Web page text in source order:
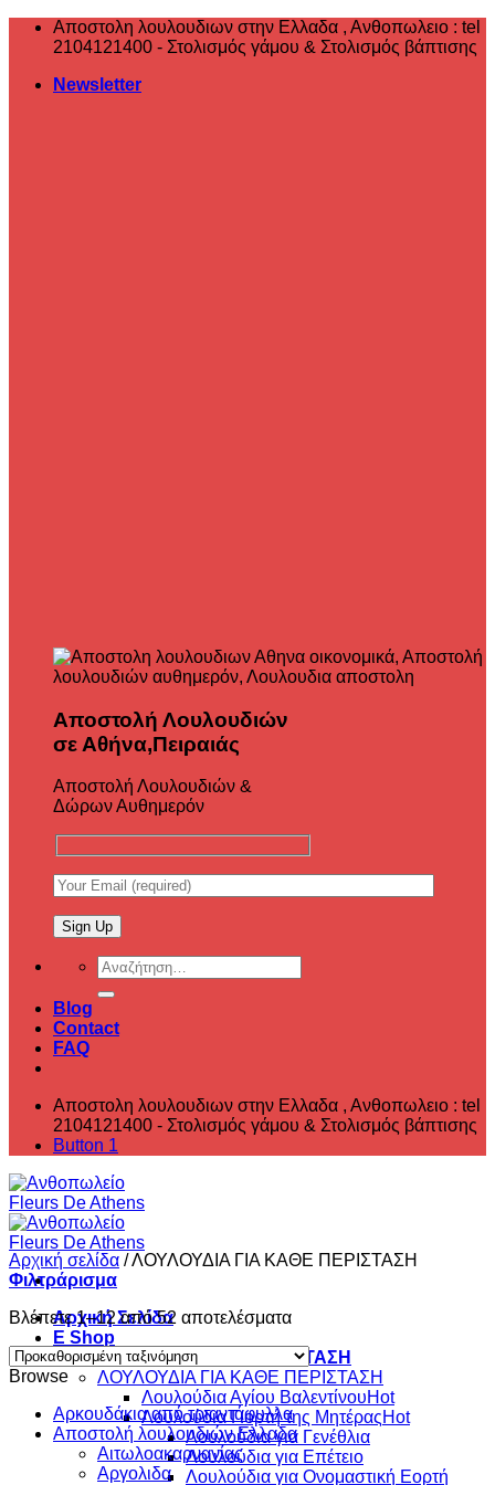
ΜετάβασηΑποστολη λουλουδιων στην Ελλαδα , ‎Ανθοπωλειο : tel
2104121400 - Στολισμός γάμου & Στολισμός βάπτισης
Newsletter
Αποστολή Λουλουδιών
σε Αθήνα,Πειραιάς
Αποστολή Λουλουδιών &
Δώρων Αυθημερόν
Αναζήτηση
για:
Blog
Contact
FAQ
Αποστολη λουλουδιων στην Ελλαδα , ‎Ανθοπωλειο : tel
2104121400 - Στολισμός γάμου & Στολισμός βάπτισης
Button 1
Αρχική Σελίδα
E Shop
ΛΟΥΛΟΥΔΙΑ ΓΙΑ ΚΑΘΕ ΠΕΡΙΣΤΑΣΗ
ΛΟΥΛΟΥΔΙΑ ΓΙΑ ΚΑΘΕ ΠΕΡΙΣΤΑΣΗ
Λουλούδια Αγίου Βαλεντίνου
Λουλούδια Γιορτή της Μητέρας
Λουλούδια για Γενέθλια
Λουλούδια για Επέτειο
Λουλούδια για Ονομαστική Εορτή
Αρχική σελίδα /ΛΟΥΛΟΥΔΙΑ ΓΙΑ ΚΑΘΕ ΠΕΡΙΣΤΑΣΗ
Φιλτράρισμα
Βλέπετε 1–12 από 52 αποτελέσματα
Browse
Aρκουδάκια από τριαντάφυλλα
Αποστολή λουλουδιών Ελλαδα
Αιτωλοακαρνανίας
Αργολιδα